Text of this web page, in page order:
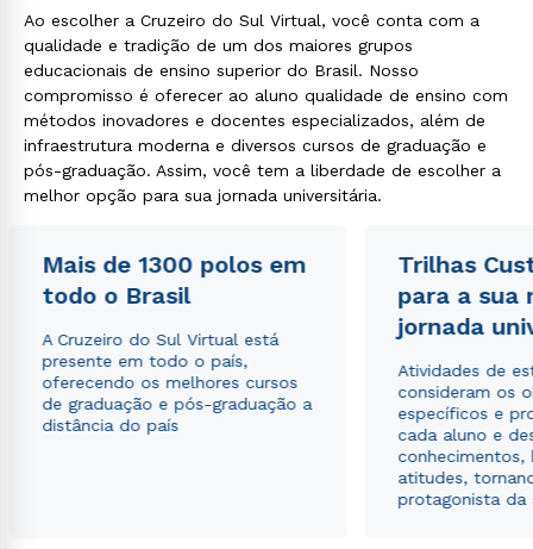
Ao escolher a Cruzeiro do Sul Virtual, você conta com a
qualidade e tradição de um dos maiores grupos
educacionais de ensino superior do Brasil. Nosso
compromisso é oferecer ao aluno qualidade de ensino com
métodos inovadores e docentes especializados, além de
infraestrutura moderna e diversos cursos de graduação e
pós-graduação. Assim, você tem a liberdade de escolher a
melhor opção para sua jornada universitária.
Mais de 1300 polos em
todo o Brasil
A Cruzeiro do Sul Virtual está
presente em todo o país,
oferecendo os melhores cursos
de graduação e pós-graduação a
distância do país
Trilhas
para a sua
jornada
Atividades de
consideram os
específicos e
cada aluno e
conhecimentos,
atitudes,
protagonista da